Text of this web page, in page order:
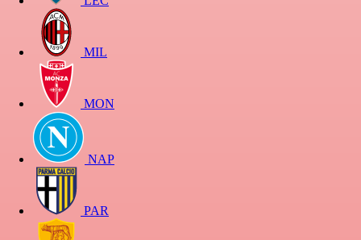
MIL
MON
NAP
PAR